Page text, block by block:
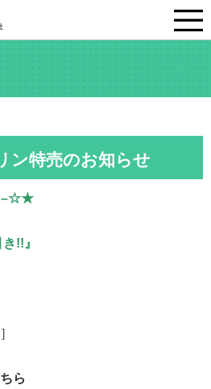
ン特売のお知らせ
–☆★
!!』
ら